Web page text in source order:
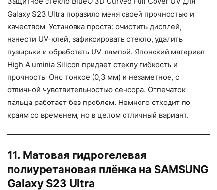
Galaxy S23 Ultra поразило меня своей прочностью и
качеством. Установка проста: очистить дисплей,
нанести UV-клей, зафиксировать стекло, удалить
пузырьки и обработать UV-лампой. Японский материал
High Aluminia Silicon придает стеклу гибкость и
прочность. Оно тонкое (0,3 мм) и незаметное, с
отличной чувствительностью сенсора. Отпечаток
пальца работает без проблем. Немного отходит по
краям со временем, но в целом отличный вариант.
11. Матовая гидрогелевая
полиуретановая плёнка на SAMSUNG
Galaxy S23 Ultra